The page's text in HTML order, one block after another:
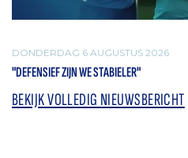
DONDERDAG 6 AUGUSTUS 2026
"DEFENSIEF ZIJN WE STABIELER"
BEKIJK VOLLEDIG NIEUWSBERICHT